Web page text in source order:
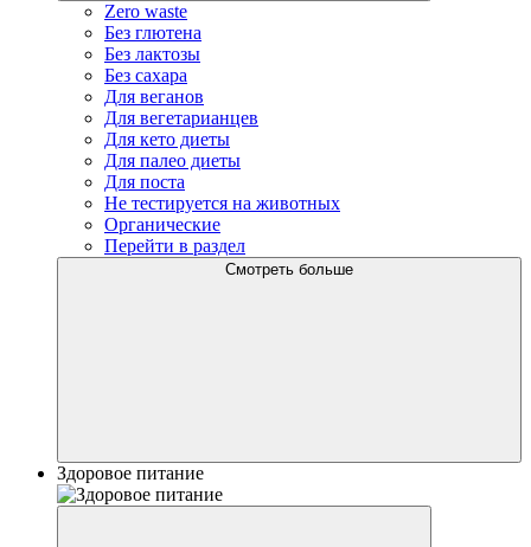
Zero waste
Без глютена
Без лактозы
Без сахара
Для веганов
Для вегетарианцев
Для кето диеты
Для палео диеты
Для поста
Не тестируется на животных
Органические
Перейти в раздел
Смотреть больше
Здоровое питание